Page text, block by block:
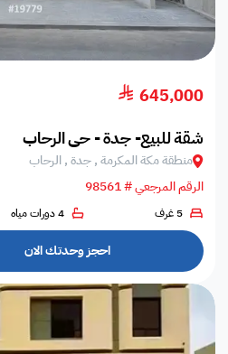
645,000
شقة للبيع- جدة - حي الرحاب
منطقة مكة المكرمة , جدة , الرحاب
الرقم المرجعي # 98561
5 غرف 4 دورات مياه
احجز وحدتك الان